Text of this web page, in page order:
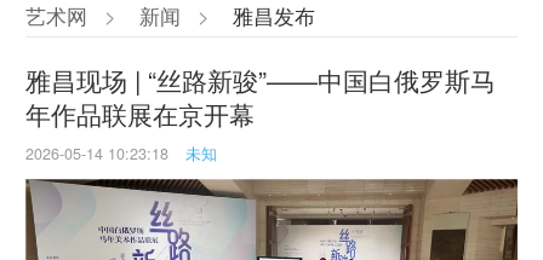
对话 | 在开放和自由中确立艺术价
值
吕晓：北京画院两个中心十年 跨学
科带来齐白石研究新突破
艺术网 > 新闻 > 雅昌发布
雅昌现场 | “丝路新骏”——中国白俄罗斯马
年作品联展在京开幕
2026-05-14 10:23:18 未知